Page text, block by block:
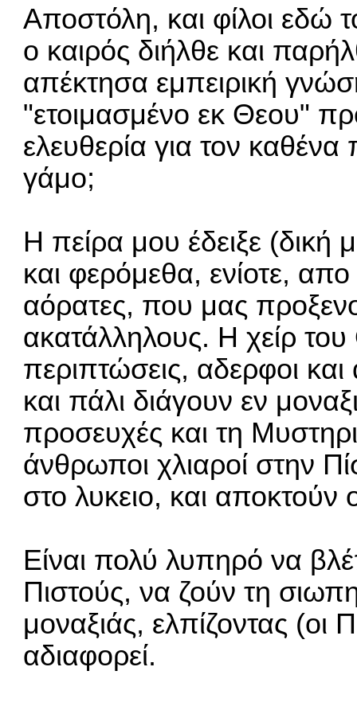
Αποστόλη, και φίλοι εδώ
ο καιρός διήλθε και
απέκτησα εμπειρική
"ετοιμασμένο εκ Θεου"
ελευθερία για τον καθένα
γάμο;
Η πείρα μου έδειξε (δική
και φερόμεθα, ενίοτε,
αόρατες, που μας
ακατάλληλους. Η χείρ
περιπτώσεις, αδερφοι και
και πάλι διάγουν εν
προσευχές και τη
άνθρωποι χλιαροί στην
στο λυκειο, και αποκτούν
Είναι πολύ λυπηρό να
Πιστούς, να ζούν τη
μοναξιάς, ελπίζοντας (οι
αδιαφορεί.